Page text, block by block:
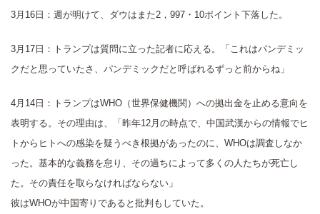
3月16日：週が明けて、ダウはまた2，997・10ポイント下落した。
3月17日：トランプは質問に立った記者に応える。「これはパンデミッ
クだと思っていたさ、パンデミックだと呼ばれるずっと前からね」
4月14日：トランプはWHO（世界保健機関）への拠出金を止める意向を
表明する。その理由は、「昨年12月の時点で、中国武漢からの情報でヒ
トからヒトへの感染を疑うべき根拠があったのに、WHOは調査しなか
った。基本的な義務を怠り、その過ちによって多くの人たちが死亡し
た。その責任を取らなければならない」
彼はWHOが中国寄りであると批判もしていた。